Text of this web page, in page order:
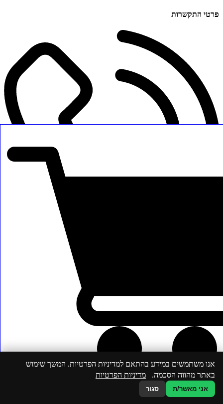
פרטי התקשרות
אנו משתמשים במידע בהתאם למדיניות הפרטיות. המשך שימוש
באתר מהווה הסכמה. מדיניות הפרטיות
אני מאשר/ת סגור